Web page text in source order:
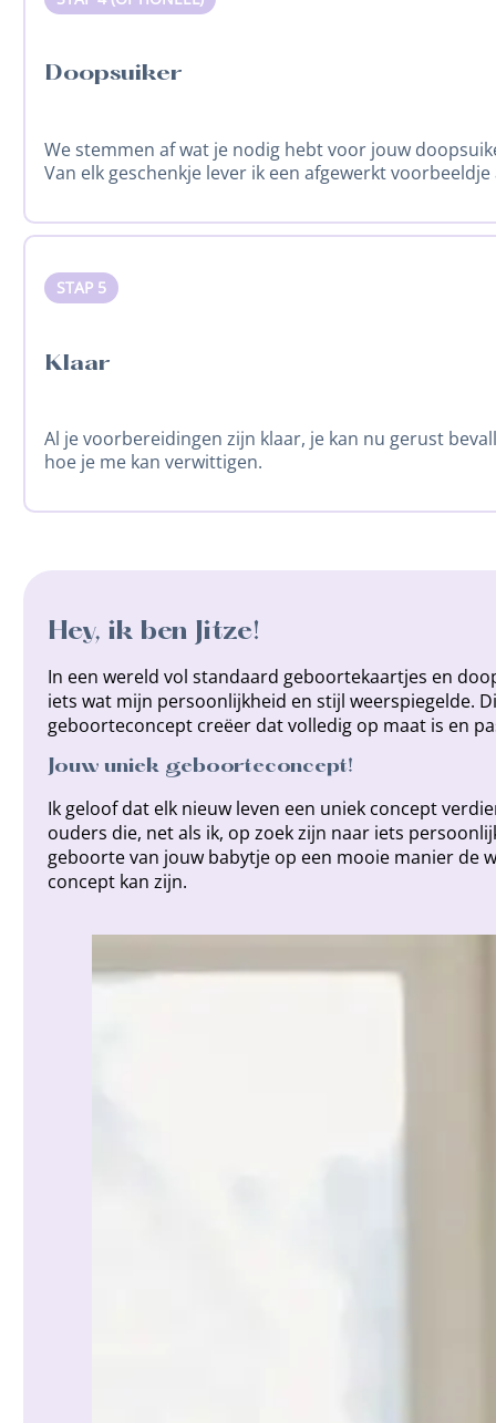
Doopsuiker
We stemmen af wat je nodig hebt voor jouw
Van elk geschenkje lever ik een afgewerkt voorbeeldje
Klaar
Al je voorbereidingen zijn klaar, je kan nu gerust
hoe je me kan verwittigen.
STAP 5
Hey, ik ben Jitze!
In een wereld vol standaard geboortekaartjes en
iets wat mijn persoonlijkheid en stijl weerspiegelde.
geboorteconcept creëer dat volledig op maat is en
Jouw uniek geboorteconcept!
Ik geloof dat elk nieuw leven een uniek concept
ouders die, net als ik, op zoek zijn naar iets
geboorte van jouw babytje op een mooie manier de
concept kan zijn.